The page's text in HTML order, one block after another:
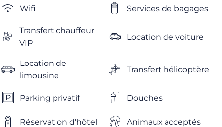
Wifi Services de bagages
Transfert chauffeur
VIP
Location de voiture
Location de
limousine
Transfert hélicoptère
Parking privatif Douches
Réservation d'hôtel Animaux acceptés